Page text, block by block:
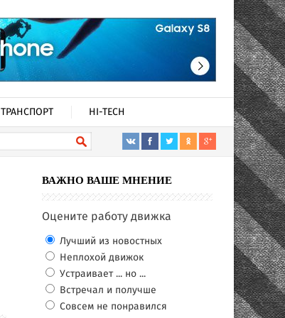
ТРАНСПОРТ HI-TECH
ВАЖНО ВАШЕ МНЕНИЕ
Оцените работу движка
Лучший из новостных
Неплохой движок
Устраивает ... но ...
Встречал и получше
Совсем не понравился